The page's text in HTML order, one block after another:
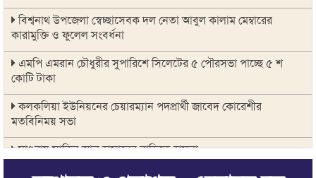
বিশ্বনাথ উপজেলা স্বেচ্ছাসেবক দল নেতা আবুল কালাম মেম্বারের
কারামুক্তি ও ফুলেল সংবর্ধনা
এমপি এমরান চৌধুরীর সুপারিশে সিলেটের ৫ পৌরসভা পাচ্ছে ৫ শ
কোটি টাকা
কলকলিয়া ইউনিয়নের চেয়ারম্যান পদপ্রার্থী জাবেদ কোরেশীর
মতবিনিময় সভা
মাগুরায় সাকিব আল হাসানের বাড়িতে হামলা